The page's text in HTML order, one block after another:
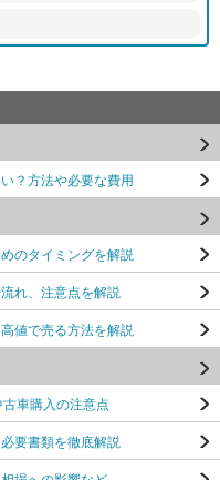
？方法や必要な費用
のタイミングを解説
れ、注意点を解説
値で売る方法を解説
車購入の注意点
要書類を徹底解説